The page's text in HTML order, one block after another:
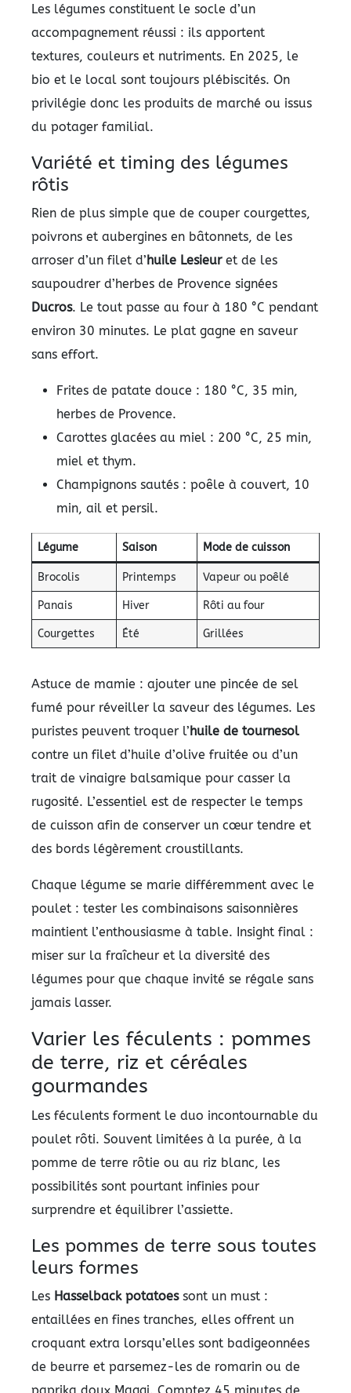
Les légumes constituent le socle d’un
accompagnement réussi : ils apportent
textures, couleurs et nutriments. En 2025, le
bio et le local sont toujours plébiscités. On
privilégie donc les produits de marché ou issus
du potager familial.
Variété et timing des légumes
rôtis
Rien de plus simple que de couper courgettes,
poivrons et aubergines en bâtonnets, de les
arroser d’un filet d’huile Lesieuret de les
saupoudrer d’herbes de Provence signées
Ducros. Le tout passe au four à 180 °C pendant
environ 30 minutes. Le plat gagne en saveur
sans effort.
Frites de patate douce : 180 °C, 35 min,
herbes de Provence.
Carottes glacées au miel : 200 °C, 25 min,
miel et thym.
Champignons sautés : poêle à couvert, 10
min, ail et persil.
Légume Saison Mode de cuisson
Brocolis Printemps Vapeur ou poêlé
Panais Hiver Rôti au four
Courgettes Été Grillées
Astuce de mamie : ajouter une pincée de sel
fumé pour réveiller la saveur des légumes. Les
puristes peuvent troquer l’huile de tournesol
contre un filet d’huile d’olive fruitée ou d’un
trait de vinaigre balsamique pour casser la
rugosité. L’essentiel est de respecter le temps
de cuisson afin de conserver un cœur tendre et
des bords légèrement croustillants.
Chaque légume se marie différemment avec le
poulet : tester les combinaisons saisonnières
maintient l’enthousiasme à table. Insight final :
miser sur la fraîcheur et la diversité des
légumes pour que chaque invité se régale sans
jamais lasser.
Varier les féculents : pommes
de terre, riz et céréales
gourmandes
Les féculents forment le duo incontournable du
poulet rôti. Souvent limitées à la purée, à la
pomme de terre rôtie ou au riz blanc, les
possibilités sont pourtant infinies pour
surprendre et équilibrer l’assiette.
Les pommes de terre sous toutes
leurs formes
Les Hasselback potatoessont un must :
entaillées en fines tranches, elles offrent un
croquant extra lorsqu’elles sont badigeonnées
de beurre et parsemez-les de romarin ou de